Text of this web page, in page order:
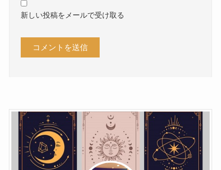
新しい投稿をメールで受け取る